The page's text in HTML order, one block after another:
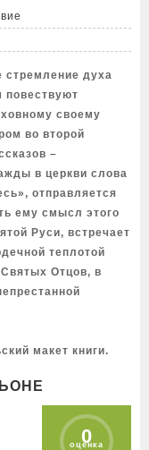
стремление духа
повествуют
своему
во второй
–
в церкви слова
отправляется
ему смысл этого
Руси, встречает
теплотой
Отцов, в
макет книги.
0
оценка